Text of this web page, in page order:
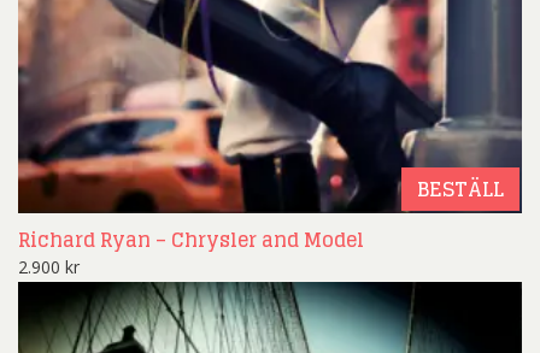
BESTÄLL
Richard Ryan – Chrysler and Model
2.900 kr